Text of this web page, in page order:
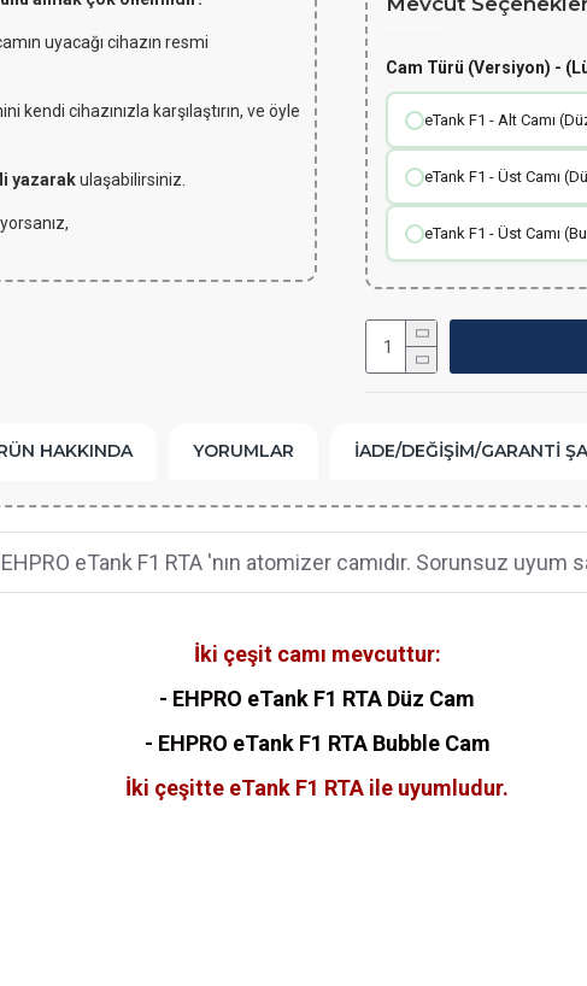
uyacağı cihazın resmi
kendi cihazınızla karşılaştırın, ve öyle
yazarakulaşabilirsiniz.
Cam Türü (Versiyon) -
eTank F1 - Alt Camı
eTank F1 - Üst Camı
eTank F1 - Üst Camı
HAKKINDA YORUMLAR İADE/DEĞIŞIM/GARANTI
EHPRO eTank F1 RTA 'nın atomizer camıdır. Sorunsuz uyum
İki çeşit camı mevcuttur:
- EHPRO eTank F1 RTA Düz Cam
- EHPRO eTank F1 RTA Bubble Cam
İki çeşitte eTank F1 RTA ile uyumludur.